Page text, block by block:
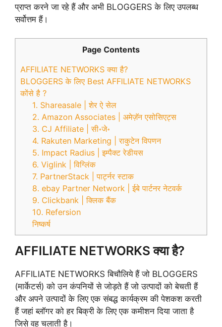
प्राप्त करने जा रहे हैं और अभी BLOGGERS के लिए उपलब्ध
सर्वोत्तम हैं।
Page Contents
AFFILIATE NETWORKS क्या है?
BLOGGERS के लिए Best AFFILIATE NETWORKS
कोंसे है ?
1. Shareasale | शेर ऐ सेल
2. Amazon Associates | अमेज़ॅन एसोसिएट्स
3. CJ Affiliate | सी॰जे॰
4. Rakuten Marketing | राकुटेन विपणन
5. Impact Radius | इम्पैक्ट रेडीयस
6. Viglink | विग्लिंक
7. PartnerStack | पार्ट्नर स्टाक
8. ebay Partner Network | ईबे पार्टनर नेटवर्क
9. Clickbank | क्लिक बैंक
10. Refersion
निष्कर्ष
AFFILIATE NETWORKS क्या है?
AFFILIATE NETWORKS बिचौलिये हैं जो BLOGGERS
(मार्केटर्स) को उन कंपनियों से जोड़ते हैं जो उत्पादों को बेचती हैं
और अपने उत्पादों के लिए एक संबद्ध कार्यक्रम की पेशकश करती
हैं जहां ब्लॉगर को हर बिक्री के लिए एक कमीशन दिया जाता है
जिसे वह चलाती है।